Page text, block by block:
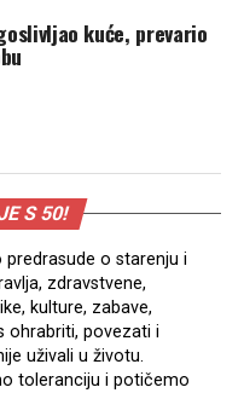
kuće, prevario
S 50!
o starenju i
zdravstvene,
kulture, zabave,
ohrabriti, povezati i
uživali u životu.
toleranciju i potičemo